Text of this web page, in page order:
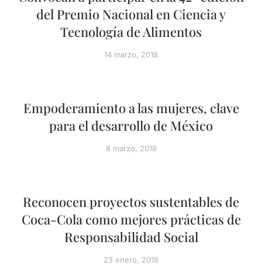
del Premio Nacional en Ciencia y
Tecnología de Alimentos
14 marzo, 2018
Empoderamiento a las mujeres, clave
para el desarrollo de México
8 marzo, 2018
Reconocen proyectos sustentables de
Coca-Cola como mejores prácticas de
Responsabilidad Social
23 enero, 2018